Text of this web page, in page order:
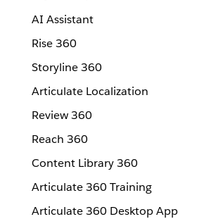
AI Assistant
Rise 360
Storyline 360
Articulate Localization
Review 360
Reach 360
Content Library 360
Articulate 360 Training
Articulate 360 Desktop App